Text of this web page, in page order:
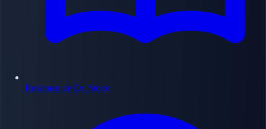
Resumen de Dr. Stone